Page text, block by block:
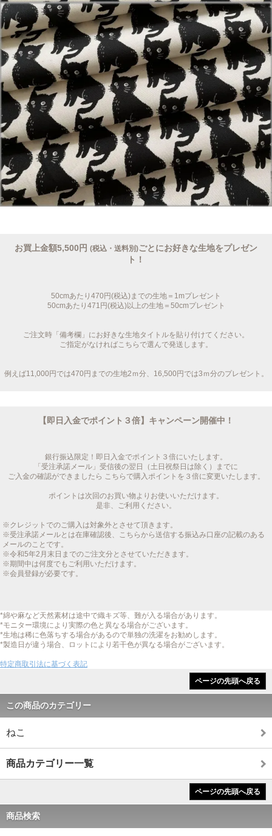
お買上金額5,500円 (税込・送料別)ごとにお好きな生地をプレゼン
ト！
50cmあたり470円(税込)までの生地＝1mプレゼント
50cmあたり471円(税込)以上の生地＝50cmプレゼント
ご注文時「備考欄」にお好きな生地タイトルを貼り付けてください。
ご指定がなければこちらで選んで発送します。
例えば11,000円では470円までの生地2ｍ分、16,500円では3ｍ分のプレゼント。
【即日入金でポイント３倍】キャンペーン開催中！
銀行振込限定！即日入金でポイント３倍にいたします。
「受注承諾メール」受信後の翌日（土日祝祭日は除く）までに
ご入金の確認ができましたら こちらで購入ポイントを３倍に変更いたします。
ポイントは次回のお買い物よりお使いいただけます。
是非、ご利用ください。
※クレジットでのご購入は対象外とさせて頂きます。
※受注承諾メールとは在庫確認後、こちらから送信する振込み口座の記載のある
メールのことです。
※令和5年2月末日までのご注文分とさせていただきます。
※期間中は何度でもご利用いただけます。
※会員登録が必要です。
*綿や麻など天然素材は途中で織キズ等、難が入る場合があります。
*モニター環境により実際の色と異なる場合がございます。
*生地は稀に色落ちする場合があるので単独の洗濯をお勧めします。
*製造日が違う場合、ロットにより若干色が異なる場合がございます。
特定商取引法に基づく表記
ページの先頭へ戻る
この商品のカテゴリー
ねこ
商品カテゴリー一覧
ページの先頭へ戻る
商品検索